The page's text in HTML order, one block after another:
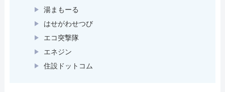
湯まもーる
はせがわせつび
エコ突撃隊
エネジン
住設ドットコム